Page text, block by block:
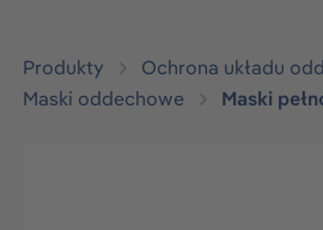
Produkty
Ochrona układu
Maski oddechowe
Maski